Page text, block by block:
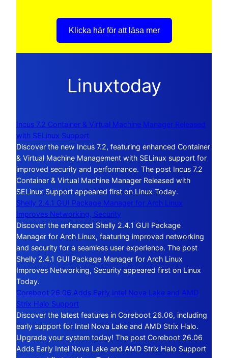
Klicka här för att läsa mer
Linuxtoday
Incus 7.2 Container & Virtual Machine Manager Released
with SELinux Support
Discover the new Incus 7.2, featuring enhanced Container
& Virtual Machine Management with SELinux support for
improved security and performance. The post Incus 7.2
Container & Virtual Machine Manager Released with
SELinux Support appeared first on Linux Today.
Shelly 2.4.1 GUI Package Manager for Arch Linux
Improves Networking, Security
Discover the enhanced Shelly 2.4.1 GUI Package
Manager for Arch Linux, featuring improved networking
and security for a seamless user experience. The post
Shelly 2.4.1 GUI Package Manager for Arch Linux
Improves Networking, Security appeared first on Linux
Today.
Coreboot 26.06 Adds Early Intel Nova Lake and AMD
Strix Halo Support
Discover the latest features in Coreboot 26.06, including
early support for Intel Nova Lake and AMD Strix Halo.
Upgrade your system today! The post Coreboot 26.06
Adds Early Intel Nova Lake and AMD Strix Halo Support